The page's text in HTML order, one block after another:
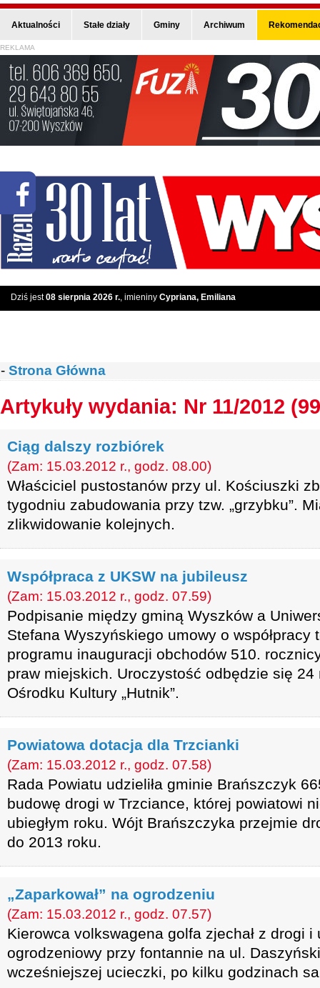
Aktualności Stałe działy Gminy Archiwum
REKLAMA
Dziś jest08 sierpnia 2026 r., imieniny Cypriana, Emiliana
- Strona Główna
Artykuły wydania: Nr 11/2012
Ciąg dalszy rozbiórek
(Zam: 15.03.2012 r., godz. 08.00)
Właściciel pustostanów przy ul. Kościuszki
tygodniu zabudowania przy tzw. „grzybku”.
zlikwidowanie kolejnych.
Współpraca z UKSW na jubileusz
(Zam: 15.03.2012 r., godz. 07.59)
Podpisanie między gminą Wyszków a
Stefana Wyszyńskiego umowy o współpracy
programu inauguracji obchodów 510.
praw miejskich. Uroczystość odbędzie się
Ośrodku Kultury „Hutnik”.
Powiatowa dotacja dla Trzcianki
(Zam: 15.03.2012 r., godz. 07.58)
Rada Powiatu udzieliła gminie Brańszczyk
budowę drogi w Trzciance, której powiatowi
ubiegłym roku. Wójt Brańszczyka przejmie
do 2013 roku.
„Zaparkował” na ogrodzeniu
(Zam: 15.03.2012 r., godz. 07.57)
Kierowca volkswagena golfa zjechał z drogi i
ogrodzeniowy przy fontannie na ul.
wcześniejszej ucieczki, po kilku godzinach